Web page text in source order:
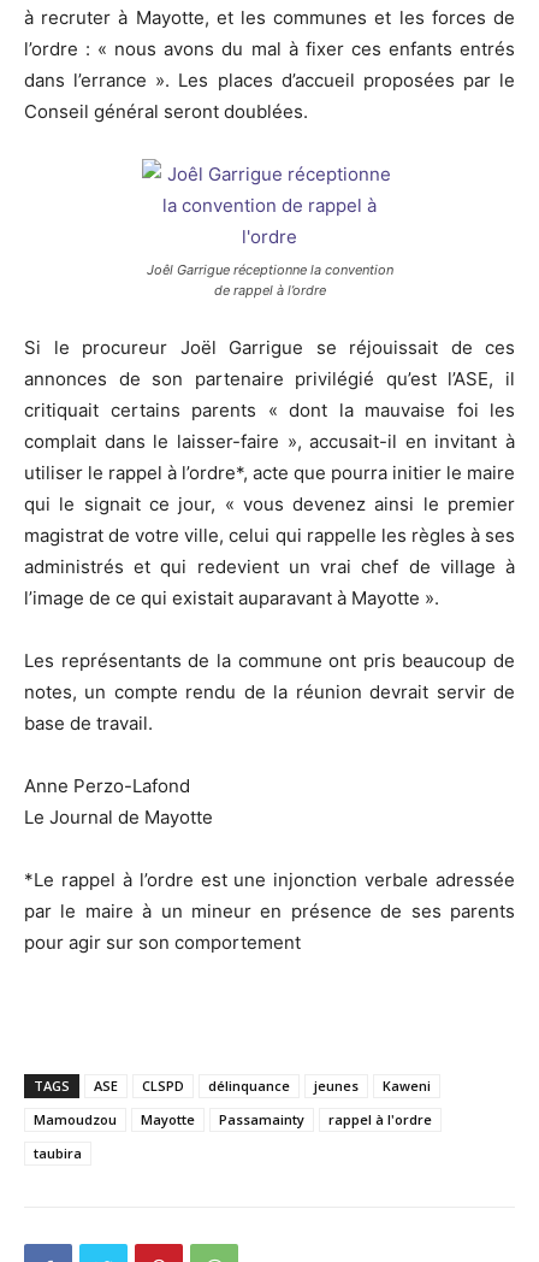
à recruter à Mayotte, et les communes et les forces de
l’ordre : « nous avons du mal à fixer ces enfants entrés
dans l’errance ». Les places d’accueil proposées par le
Conseil général seront doublées.
Joêl Garrigue réceptionne la convention
de rappel à l’ordre
Si le procureur Joël Garrigue se réjouissait de ces
annonces de son partenaire privilégié qu’est l’ASE, il
critiquait certains parents « dont la mauvaise foi les
complait dans le laisser-faire », accusait-il en invitant à
utiliser le rappel à l’ordre*, acte que pourra initier le maire
qui le signait ce jour, « vous devenez ainsi le premier
magistrat de votre ville, celui qui rappelle les règles à ses
administrés et qui redevient un vrai chef de village à
l’image de ce qui existait auparavant à Mayotte ».
Les représentants de la commune ont pris beaucoup de
notes, un compte rendu de la réunion devrait servir de
base de travail.
Anne Perzo-Lafond
Le Journal de Mayotte
*Le rappel à l’ordre est une injonction verbale adressée
par le maire à un mineur en présence de ses parents
pour agir sur son comportement
TAGS ASE CLSPD délinquance jeunes
Kaweni
Mamoudzou
Mayotte Passamainty
rappel à l'ordre
taubira